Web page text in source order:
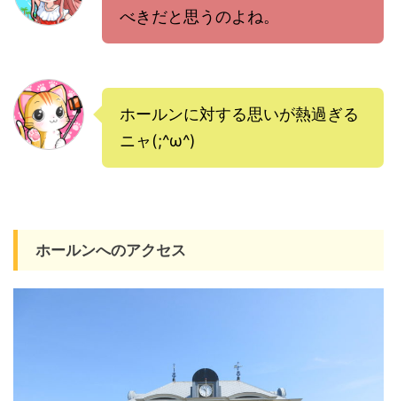
べきだと思うのよね。
ホールンに対する思いが熱過ぎる
ニャ(;^ω^)
ホールンへのアクセス